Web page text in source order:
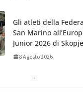
Sgattoni
8 Agosto 2026